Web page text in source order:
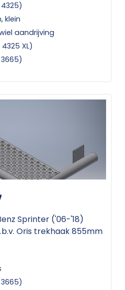
4325)
klein
aandrijving
XL)
3665)
Sprinter ('06-'18)
Oris trekhaak 855mm
3665)